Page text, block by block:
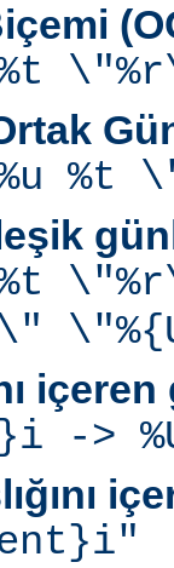
%t
->